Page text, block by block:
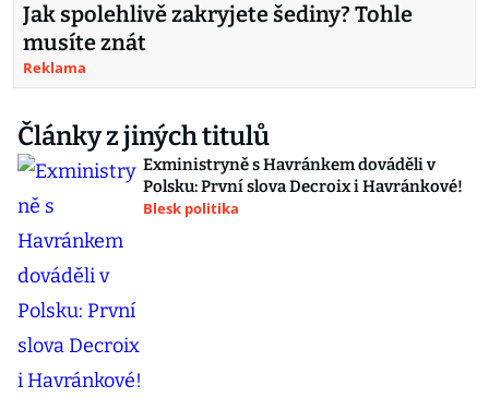
Jak spolehlivě zakryjete šediny? Tohle
musíte znát
Reklama
Články z jiných titulů
Exministryně s Havránkem dováděli v
Polsku: První slova Decroix i Havránkové!
Blesk politika